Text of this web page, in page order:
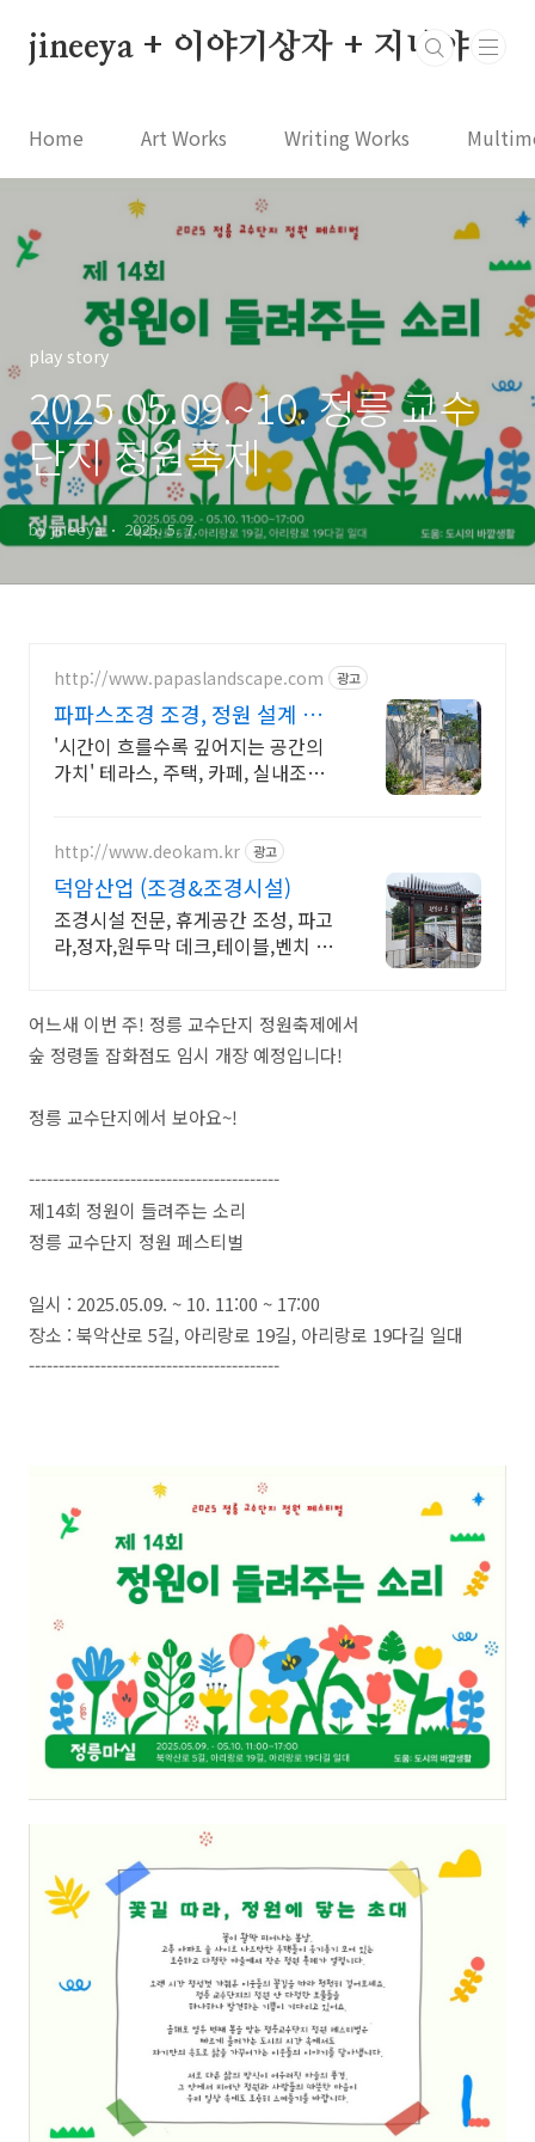
jineeya + 이야기상자 + 지니야
Home Art Works Writing Works
play story
2025.05.09.~10. 정릉 교수
단지 정원축제
by jineeya 2025. 5. 7.
http://www.papaslandscape.com 광고
파파스조경 조경, 정원 설계 시
공
'시간이 흐를수록 깊어지는 공간의
가치' 테라스, 주택, 카페, 실내조경
http://www.deokam.kr 광고
덕암산업 (조경&조경시설)
조경시설 전문, 휴게공간 조성, 파고
라,정자,원두막 데크,테이블,벤치 직
어느새 이번 주! 정릉 교수단지 정원축제에서
숲 정령돌 잡화점도 임시 개장 예정입니다!
정릉 교수단지에서 보아요~!
------------------------------------------
제14회 정원이 들려주는 소리
정릉 교수단지 정원 페스티벌
일시 : 2025.05.09. ~ 10. 11:00 ~ 17:00
장소 : 북악산로 5길, 아리랑로 19길, 아리랑로 19다길 일대
------------------------------------------